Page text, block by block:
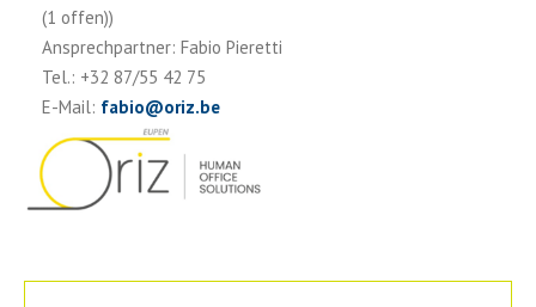
(1 offen))
Ansprechpartner: Fabio Pieretti
Tel.: +32 87/55 42 75
E-Mail: fabio@oriz.be